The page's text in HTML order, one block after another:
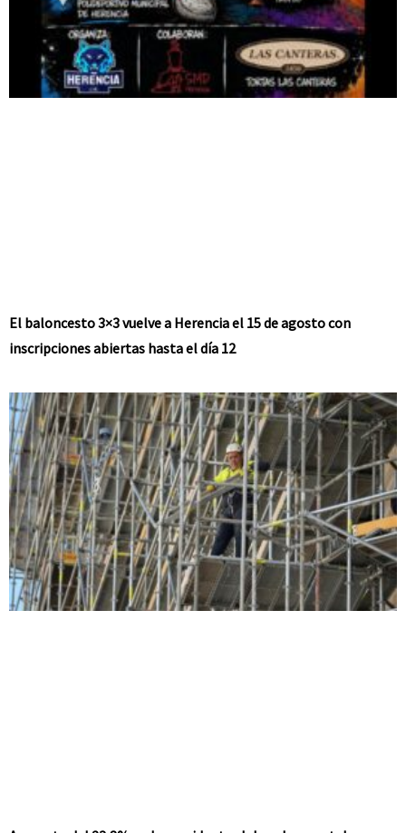
El baloncesto 3×3 vuelve a Herencia el 15 de agosto con
inscripciones abiertas hasta el día 12